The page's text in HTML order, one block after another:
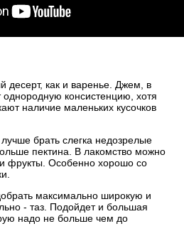
десерт, как и варенье. Джем, в
консистенцию, хотя
наличие маленьких кусочков
брать слегка недозрелые
пектина. В лакомство можно
фрукты. Особенно хорошо со
максимально широкую и
- таз. Подойдет и большая
надо не больше чем до